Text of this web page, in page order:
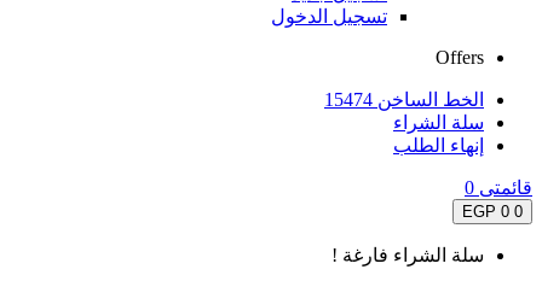
تسجيل الدخول
Offers
الخط الساخن 15474
سلة الشراء
إنهاء الطلب
قائمتى 0
0
0 EGP
سلة الشراء فارغة !